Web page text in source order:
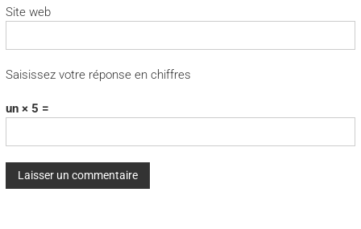
Site web
Saisissez votre réponse en chiffres
un × 5 =